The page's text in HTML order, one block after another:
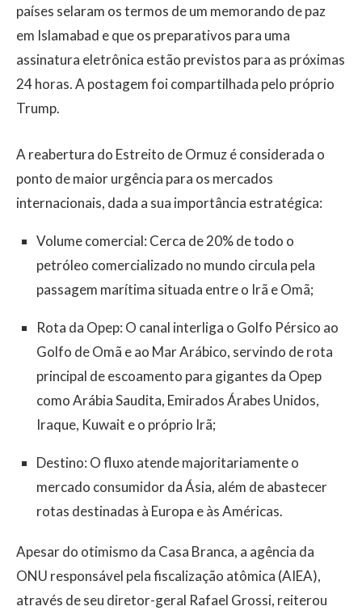
países selaram os termos de um memorando de paz
em Islamabad e que os preparativos para uma
assinatura eletrônica estão previstos para as próximas
24 horas. A postagem foi compartilhada pelo próprio
Trump.
A reabertura do Estreito de Ormuz é considerada o
ponto de maior urgência para os mercados
internacionais, dada a sua importância estratégica:
Volume comercial: Cerca de 20% de todo o
petróleo comercializado no mundo circula pela
passagem marítima situada entre o Irã e Omã;
Rota da Opep: O canal interliga o Golfo Pérsico ao
Golfo de Omã e ao Mar Arábico, servindo de rota
principal de escoamento para gigantes da Opep
como Arábia Saudita, Emirados Árabes Unidos,
Iraque, Kuwait e o próprio Irã;
Destino: O fluxo atende majoritariamente o
mercado consumidor da Ásia, além de abastecer
rotas destinadas à Europa e às Américas.
Apesar do otimismo da Casa Branca, a agência da
ONU responsável pela fiscalização atômica (AIEA),
através de seu diretor-geral Rafael Grossi, reiterou